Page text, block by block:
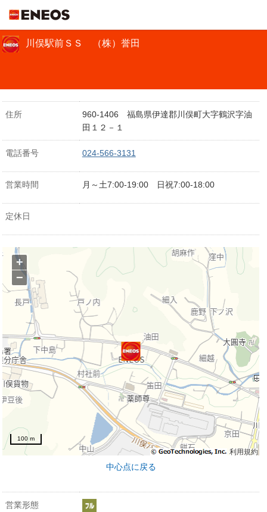
川俣駅前ＳＳ （株）誉田
住所
960-1406 福島県伊達郡川俣町大字鶴沢字油
田１２－１
電話番号 024-566-3131
営業時間 月～土7:00-19:00 日祝7:00-18:00
定休日
利用規約
+
−
100 m
中心点に戻る
営業形態